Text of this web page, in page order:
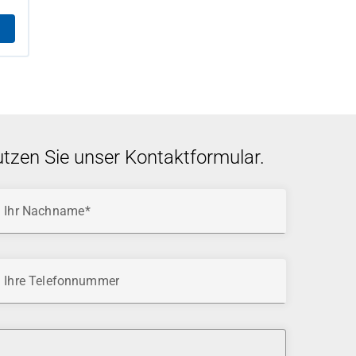
Sie unser Kontaktformular.
Ihr Nachname
Ihre Telefonnummer